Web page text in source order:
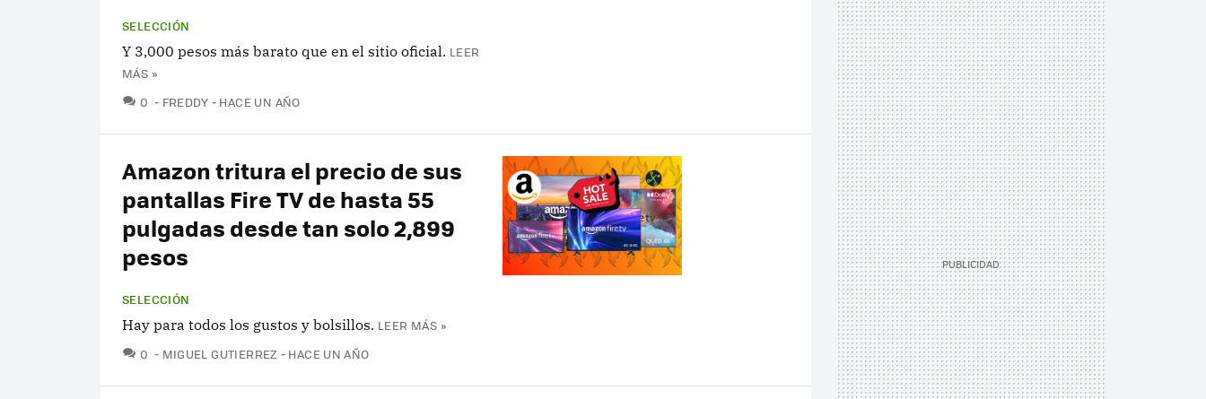
SELECCIÓN
Y 3,000 pesos más barato que en el sitio oficial. LEER
MÁS »
0 COMENTARIOS
FREDDY HACE UN AÑO
Amazon tritura el precio de sus
pantallas Fire TV de hasta 55
pulgadas desde tan solo 2,899
pesos
SELECCIÓN
Hay para todos los gustos y bolsillos. LEER MÁS »
0 COMENTARIOS
MIGUEL GUTIERREZ HACE UN AÑO